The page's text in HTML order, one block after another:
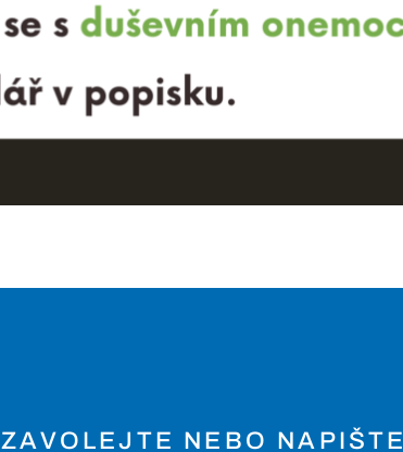
ZAVOLEJTE NEBO NAPIŠTE